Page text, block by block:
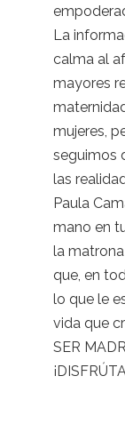
La
calma al
mayores
mujeres,
seguimos
las
Paula
mano en
la
que, en
lo que le
vida que
SER